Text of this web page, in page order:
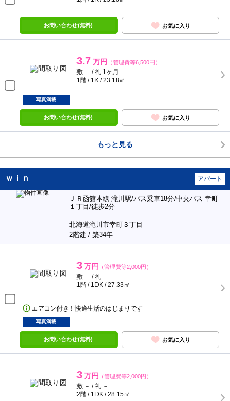
お問い合わせ(無料) お気に入り
3.7 万円 （管理費等6,500円）
敷 － / 礼 1ヶ月
1階 / 1K / 23.18㎡
写真満載
お問い合わせ(無料) お気に入り
もっと見る
ｗｉｎ アパート
ＪＲ函館本線 滝川駅/バス乗車18分/中央バス 幸町
１丁目/徒歩2分
北海道滝川市幸町３丁目
2階建 / 築34年
3 万円 （管理費等2,000円）
敷 － / 礼 －
1階 / 1DK / 27.33㎡
エアコン付き！快適生活のはじまりです
写真満載
お問い合わせ(無料) お気に入り
3 万円 （管理費等2,000円）
敷 － / 礼 －
2階 / 1DK / 28.15㎡